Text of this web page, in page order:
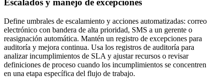
Escalados y manejo de excepciones
Define umbrales de escalamiento y acciones automatizadas: correo
electrónico con bandera de alta prioridad, SMS a un gerente o
reasignación automática. Mantén un registro de excepciones para
auditoría y mejora continua. Usa los registros de auditoría para
analizar incumplimientos de SLA y ajustar recursos o revisar
definiciones de proceso cuando los incumplimientos se concentren
en una etapa específica del flujo de trabajo.